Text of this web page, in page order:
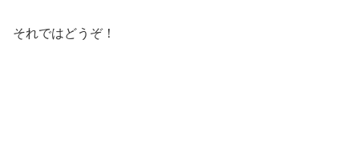
それではどうぞ！